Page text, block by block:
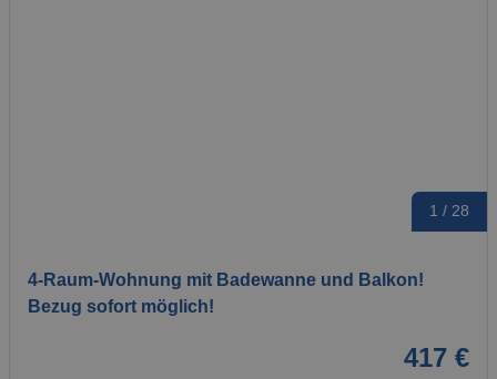
1 / 28
4-Raum-Wohnung mit Badewanne und Balkon!
Bezug sofort möglich!
417 €